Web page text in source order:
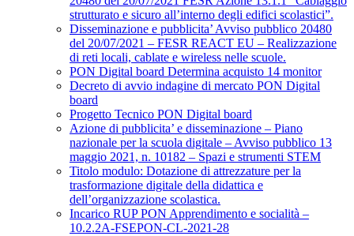
strutturato e sicuro all’interno degli edifici scolastici”.
Disseminazione e pubblicita’ Avviso pubblico 20480
del 20/07/2021 – FESR REACT EU – Realizzazione
di reti locali, cablate e wireless nelle scuole.
PON Digital board Determina acquisto 14 monitor
Decreto di avvio indagine di mercato PON Digital
board
Progetto Tecnico PON Digital board
Azione di pubblicita’ e disseminazione – Piano
nazionale per la scuola digitale – Avviso pubblico 13
maggio 2021, n. 10182 – Spazi e strumenti STEM
Titolo modulo: Dotazione di attrezzature per la
trasformazione digitale della didattica e
dell’organizzazione scolastica.
Incarico RUP PON Apprendimento e socialità –
10.2.2A-FSEPON-CL-2021-28